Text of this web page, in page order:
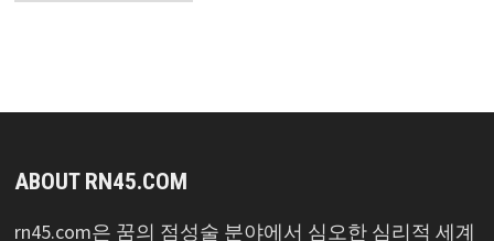
ABOUT RN45.COM
rn45.com은 꿈의 점성술 분야에서 심오한 심리적 세계